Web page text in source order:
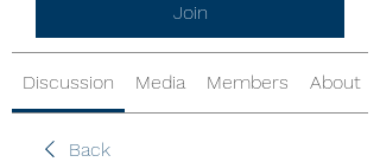
Join
Discussion Media Members About
Back